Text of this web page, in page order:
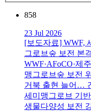
858
23 Jul 2026
[보도자료] WWF,
그로브숲 보전 본
WWF·AFoCO·제
맹그로브숲 보전
거북 출현 늘어…
세미맹그로브 기
생물다양성 보전